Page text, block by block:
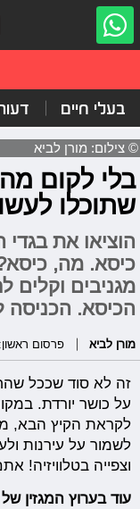
בעלי חיים
© צילום: מורן לביא
בלי לקום
שתוכלו
הוציאו את
כיסא. מה,
מגניבים וקלים
הכיסא. הכניסה
מורן לביא פרסום ראשון: 18/12/2017, 13:00
זה לא סוד שככל
על כושר יורדת.
לקראת הקיץ הבא,
לשמור על עירנות
וצפייה בטלוויזיה!
עוד בערוץ המגזין של